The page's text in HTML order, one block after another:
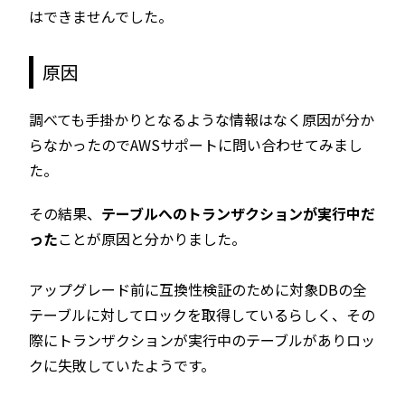
はできませんでした。
原因
調べても手掛かりとなるような情報はなく原因が分か
らなかったのでAWSサポートに問い合わせてみまし
た。
その結果、 テーブルへのトランザクションが実行中だ
ったことが原因と分かりました。
アップグレード前に互換性検証のために対象DBの全
テーブルに対してロックを取得しているらしく、その
際にトランザクションが実行中のテーブルがありロッ
クに失敗していたようです。